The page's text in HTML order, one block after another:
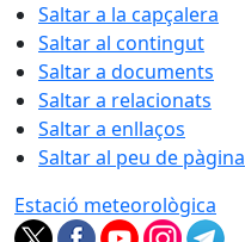
Saltar a la capçalera
Saltar al contingut
Saltar a documents
Saltar a relacionats
Saltar a enllaços
Saltar al peu de pàgina
Estació meteorològica